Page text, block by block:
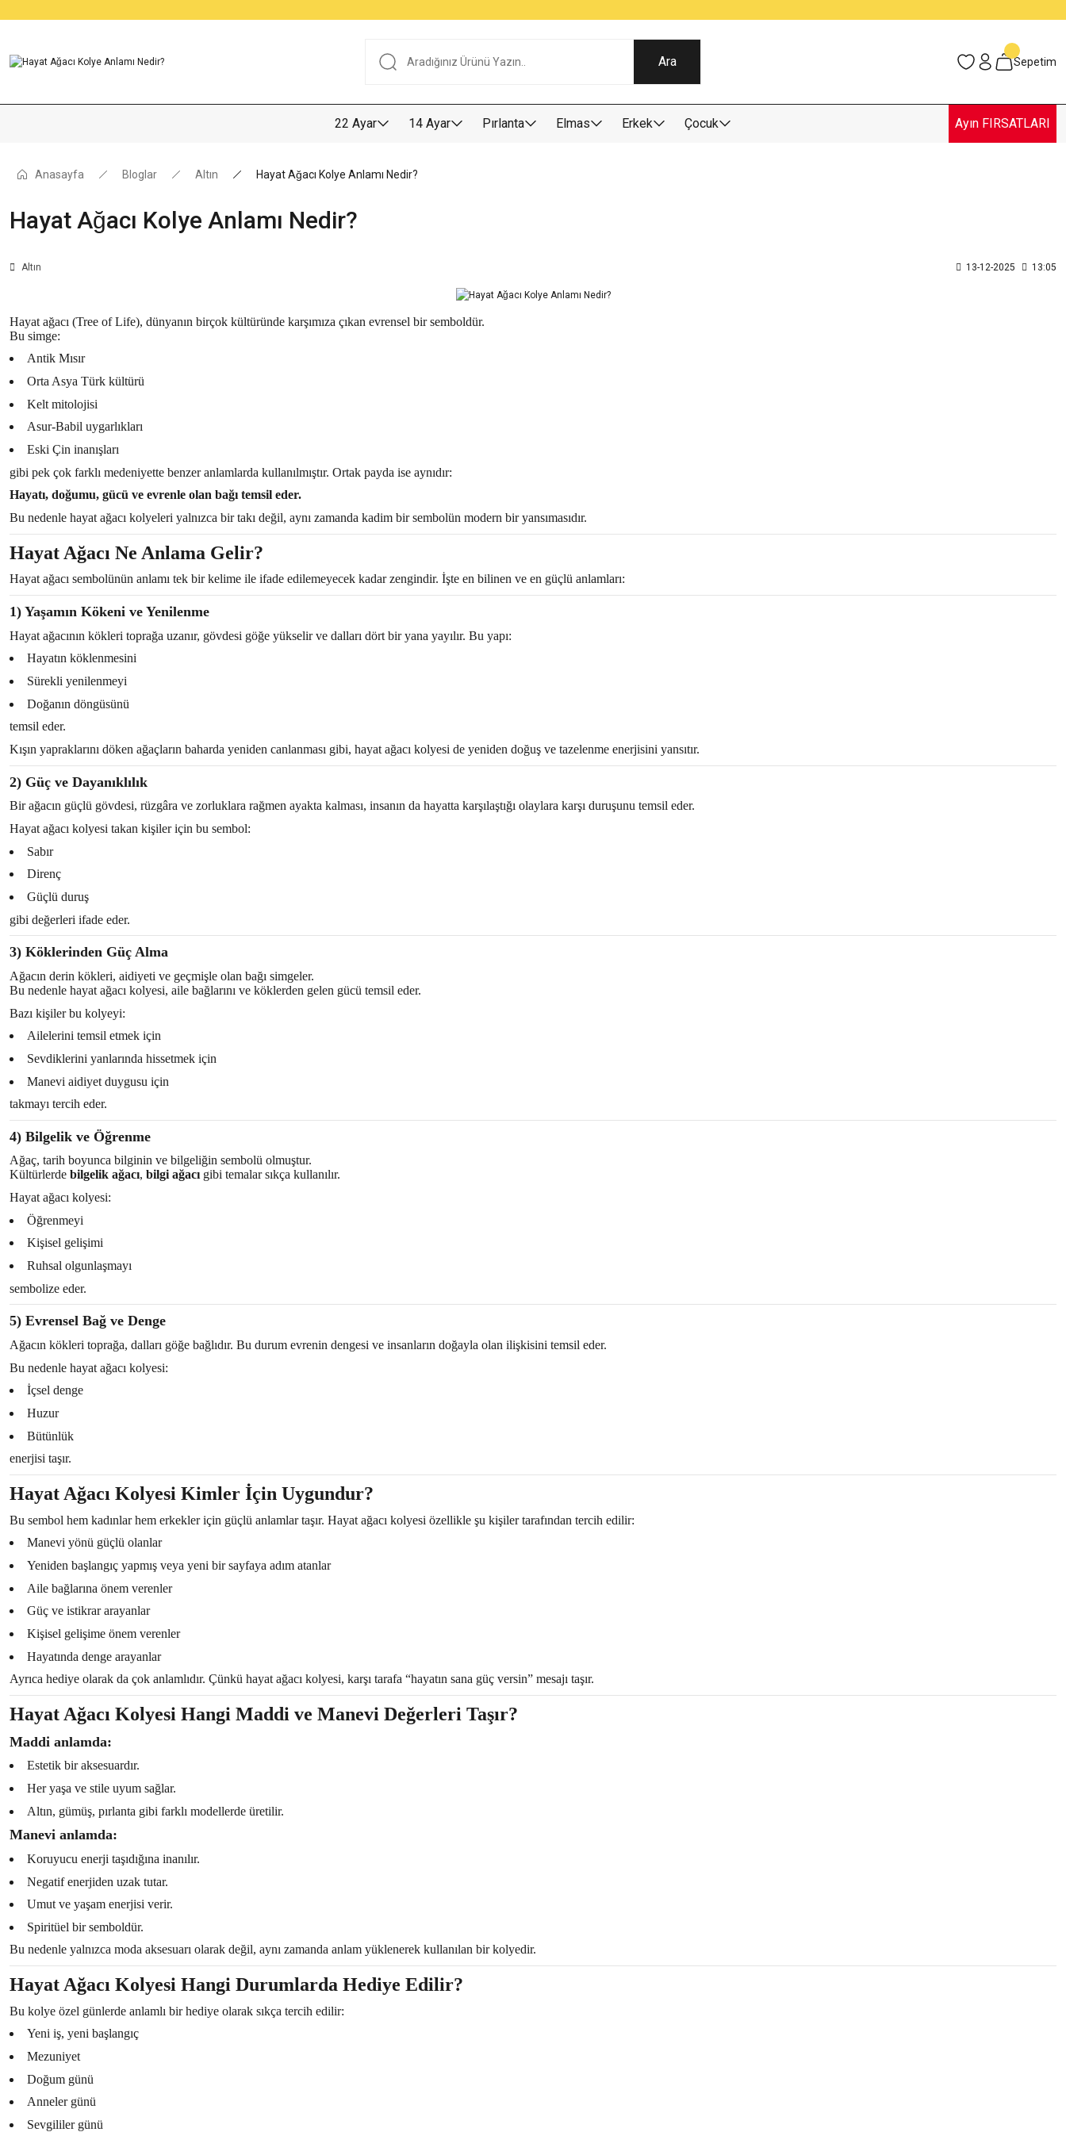
Tüm Alışverişlerde KARGO BEDAVA
Garantili Ve Sigortalı Kargo
40 Yıllık Güvenin Adresi
Ara Sepetim
22 Ayar 14 Ayar Pırlanta Elmas Erkek Çocuk Ayın FIRSATLARI
Anasayfa Bloglar Altın Hayat Ağacı Kolye Anlamı Nedir?
Hayat Ağacı Kolye Anlamı Nedir?
Altın 13-12-2025 13:05
Hayat ağacı (Tree of Life), dünyanın birçok kültüründe karşımıza çıkan evrensel bir semboldür.
Bu simge:
Antik Mısır
Orta Asya Türk kültürü
Kelt mitolojisi
Asur-Babil uygarlıkları
Eski Çin inanışları
gibi pek çok farklı medeniyette benzer anlamlarda kullanılmıştır. Ortak payda ise aynıdır:
Hayatı, doğumu, gücü ve evrenle olan bağı temsil eder.
Bu nedenle hayat ağacı kolyeleri yalnızca bir takı değil, aynı zamanda kadim bir sembolün modern bir yansımasıdır.
Hayat Ağacı Ne Anlama Gelir?
Hayat ağacı sembolünün anlamı tek bir kelime ile ifade edilemeyecek kadar zengindir. İşte en bilinen ve en güçlü anlamları:
1) Yaşamın Kökeni ve Yenilenme
Hayat ağacının kökleri toprağa uzanır, gövdesi göğe yükselir ve dalları dört bir yana yayılır. Bu yapı:
Hayatın köklenmesini
Sürekli yenilenmeyi
Doğanın döngüsünü
temsil eder.
Kışın yapraklarını döken ağaçların baharda yeniden canlanması gibi, hayat ağacı kolyesi de yeniden doğuş ve tazelenme enerjisini yansıtır.
2) Güç ve Dayanıklılık
Bir ağacın güçlü gövdesi, rüzgâra ve zorluklara rağmen ayakta kalması, insanın da hayatta karşılaştığı olaylara karşı duruşunu temsil eder.
Hayat ağacı kolyesi takan kişiler için bu sembol:
Sabır
Direnç
Güçlü duruş
gibi değerleri ifade eder.
3) Köklerinden Güç Alma
Ağacın derin kökleri, aidiyeti ve geçmişle olan bağı simgeler.
Bu nedenle hayat ağacı kolyesi, aile bağlarını ve köklerden gelen gücü temsil eder.
Bazı kişiler bu kolyeyi:
Ailelerini temsil etmek için
Sevdiklerini yanlarında hissetmek için
Manevi aidiyet duygusu için
takmayı tercih eder.
4) Bilgelik ve Öğrenme
Ağaç, tarih boyunca bilginin ve bilgeliğin sembolü olmuştur.
Kültürlerde bilgelik ağacı, bilgi ağacıgibi temalar sıkça kullanılır.
Hayat ağacı kolyesi:
Öğrenmeyi
Kişisel gelişimi
Ruhsal olgunlaşmayı
sembolize eder.
5) Evrensel Bağ ve Denge
Ağacın kökleri toprağa, dalları göğe bağlıdır. Bu durum evrenin dengesi ve insanların doğayla olan ilişkisini temsil eder.
Bu nedenle hayat ağacı kolyesi:
İçsel denge
Huzur
Bütünlük
enerjisi taşır.
Hayat Ağacı Kolyesi Kimler İçin Uygundur?
Bu sembol hem kadınlar hem erkekler için güçlü anlamlar taşır. Hayat ağacı kolyesi özellikle şu kişiler tarafından tercih edilir:
Manevi yönü güçlü olanlar
Yeniden başlangıç yapmış veya yeni bir sayfaya adım atanlar
Aile bağlarına önem verenler
Güç ve istikrar arayanlar
Kişisel gelişime önem verenler
Hayatında denge arayanlar
Ayrıca hediye olarak da çok anlamlıdır. Çünkü hayat ağacı kolyesi, karşı tarafa “hayatın sana güç versin” mesajı taşır.
Hayat Ağacı Kolyesi Hangi Maddi ve Manevi Değerleri Taşır?
Maddi anlamda:
Estetik bir aksesuardır.
Her yaşa ve stile uyum sağlar.
Altın, gümüş, pırlanta gibi farklı modellerde üretilir.
Manevi anlamda:
Koruyucu enerji taşıdığına inanılır.
Negatif enerjiden uzak tutar.
Umut ve yaşam enerjisi verir.
Spiritüel bir semboldür.
Bu nedenle yalnızca moda aksesuarı olarak değil, aynı zamanda anlam yüklenerek kullanılan bir kolyedir.
Hayat Ağacı Kolyesi Hangi Durumlarda Hediye Edilir?
Bu kolye özel günlerde anlamlı bir hediye olarak sıkça tercih edilir:
Yeni iş, yeni başlangıç
Mezuniyet
Doğum günü
Anneler günü
Sevgililer günü